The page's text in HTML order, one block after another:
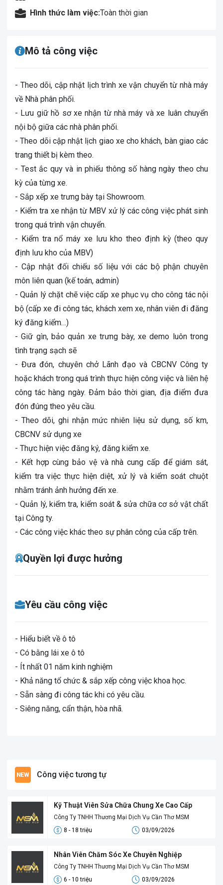
Hình thức làm việc:Toàn thời gian
Mô tả công việc
- Theo dõi, cập nhật lịch trình xe vận chuyển từ nhà máy
về Nhà phân phối.
- Lưu giữ hồ sơ xe nhận từ nhà máy và xe luân chuyển
nội bộ giữa các nhà phân phối.
- Theo dõi cập nhật lịch giao xe cho khách, bàn giao các
trang thiết bị kèm theo.
- Test ắc quy và in phiếu thông số hàng ngày theo chu
kỳ của từng xe.
- Sắp xếp xe trưng bày tại Showroom.
- Kiểm tra xe nhận từ MBV xử lý các công việc phát sinh
trong quá trình vận chuyển.
- Kiểm tra nổ máy xe lưu kho theo định kỳ (theo quy
định lưu kho của MBV)
- Cập nhật đối chiếu số liệu với các bộ phận chuyên
môn liên quan (kế toán, admin)
- Quản lý chặt chẽ việc cấp xe phục vụ cho công tác nội
bộ (cấp xe đi công tác, khách xem xe, nhân viên đi đăng
ký đăng kiểm…)
- Giữ gìn, bảo quản xe trưng bày, xe demo luôn trong
tình trạng sạch sẽ
- Đưa đón, chuyên chở Lãnh đạo và CBCNV Công ty
hoặc khách trong quá trình thực hiện công việc và liên hệ
công tác hàng ngày. Đảm bảo thời gian, địa điểm đưa
đón đúng theo yêu cầu.
- Theo dõi, ghi nhận mức nhiên liệu sử dụng, số km,
CBCNV sử dụng xe
- Thực hiện việc đăng ký, đăng kiểm xe.
- Kết hợp cùng bảo vệ và nhà cung cấp để giám sát,
kiểm tra việc thực hiện diệt, xử lý và kiểm soát chuột
nhằm tránh ảnh hưởng đến xe.
- Quản lý, kiểm tra, kiểm soát & sửa chữa cơ sở vật chất
tại Công ty.
- Các công việc khác theo sự phân công của cấp trên.
Quyền lợi được hưởng
Yêu cầu công việc
- Hiểu biết về ô tô
- Có bằng lái xe ô tô
- Ít nhất 01 năm kinh nghiệm
- Khả năng tổ chức & sắp xếp công việc khoa học.
- Sẵn sàng đi công tác khi có yêu cầu.
- Siêng năng, cẩn thận, hòa nhã.
Công việc tương tự
Kỹ Thuật Viên Sửa Chữa Chung Xe Cao Cấp
Công Ty TNHH Thương Mại Dịch Vụ Cần Thơ MSM
8 - 18 triệu
03/09/2026
Nhân Viên Chăm Sóc Xe Chuyên Nghiệp
Công Ty TNHH Thương Mại Dịch Vụ Cần Thơ MSM
6 - 10 triệu
03/09/2026